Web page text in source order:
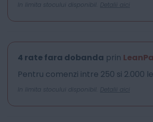
In limita stocului disponibil. Detalii aici
4 rate fara dobanda prin
Pentru comenzi intre 250 si 2.000
In limita stocului disponibil. Detalii aici